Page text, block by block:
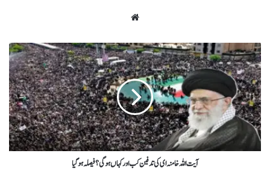
آیت اللہ خامنہ ای کی تدفین کب اور کہاں ہو گی؟ فیصلہ ہو گیا